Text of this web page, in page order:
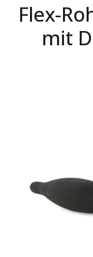
Flex-
mit